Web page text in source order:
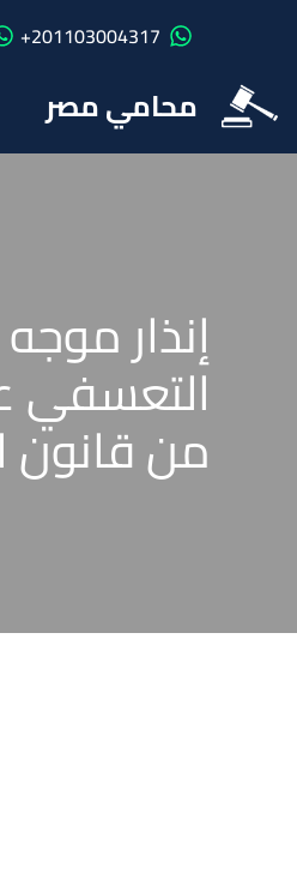
201103004317+
محامي مصر
إنذار
من قانون العمل